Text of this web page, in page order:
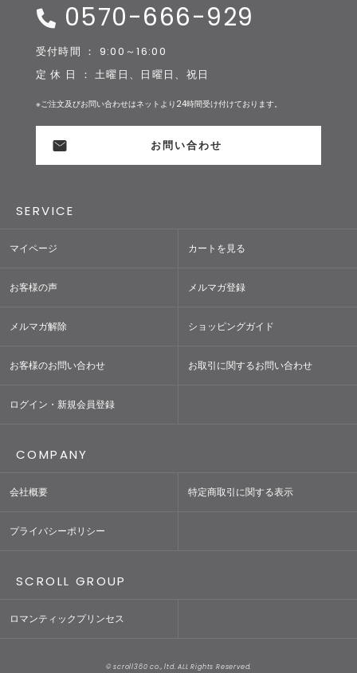
0570-666-929
受付時間 ： 9:00～16:00
定 休 日 ： 土曜日、日曜日、祝日
※ご注文及びお問い合わせはネットより24時間受け付けております。
お問い合わせ
SERVICE
マイページ カートを見る
お客様の声 メルマガ登録
メルマガ解除 ショッピングガイド
お客様のお問い合わせ お取引に関するお問い合わせ
ログイン・新規会員登録
COMPANY
会社概要 特定商取引に関する表示
プライバシーポリシー
SCROLL GROUP
ロマンティックプリンセス
© scroll360 co., ltd. ALL Rights Reserved.